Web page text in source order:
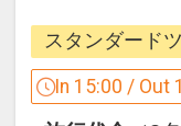
・加湿機能
ここがポイ
スタンダード
In 15:00 / Out